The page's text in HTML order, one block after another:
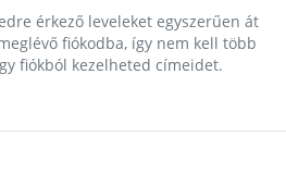
érkező leveleket egyszerűen át
fiókodba, így nem kell több
fiókból kezelheted címeidet.